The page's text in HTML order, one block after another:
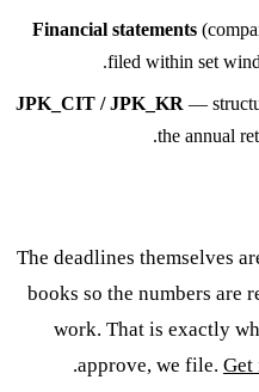
Financial statements
filed within set
JPK_CIT / JPK_KR —
the annual
The deadlines themselves
books so the numbers are
work. That is exactly
approve, we file. Get